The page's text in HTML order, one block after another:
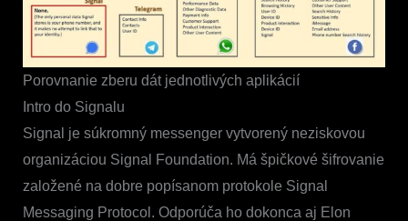
Porovnanie zberu dát jednotlivých aplikácií
Intro do Signalu
Signal je súkromný messenger vytvorený neziskovou
organizáciou Signal Foundation. Má špičkové šifrovanie
založené na dobre popísanom protokole Signal
Messaging Protocol. Odporúča ho dokonca aj Elon